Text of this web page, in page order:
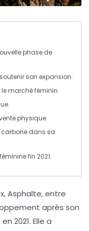
phase de
son expansion.
le marchéféminin.
physique.
carbone dans sa
fin 2021.
, Asphalte, entre
après son
en 2021. Elle a